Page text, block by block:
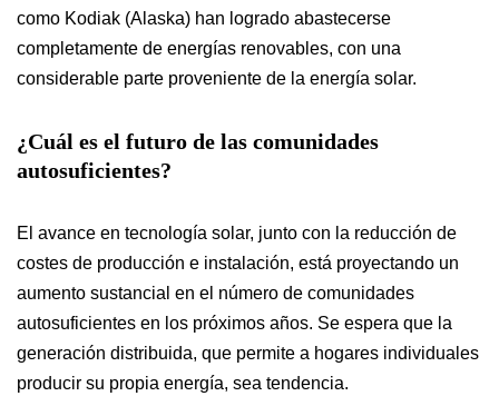
como Kodiak (Alaska) han logrado abastecerse
completamente de energías renovables, con una
considerable parte proveniente de la energía solar.
¿Cuál es el futuro de las comunidades
autosuficientes?
El avance en tecnología solar, junto con la reducción de
costes de producción e instalación, está proyectando un
aumento sustancial en el número de comunidades
autosuficientes en los próximos años. Se espera que la
generación distribuida, que permite a hogares individuales
producir su propia energía, sea tendencia.